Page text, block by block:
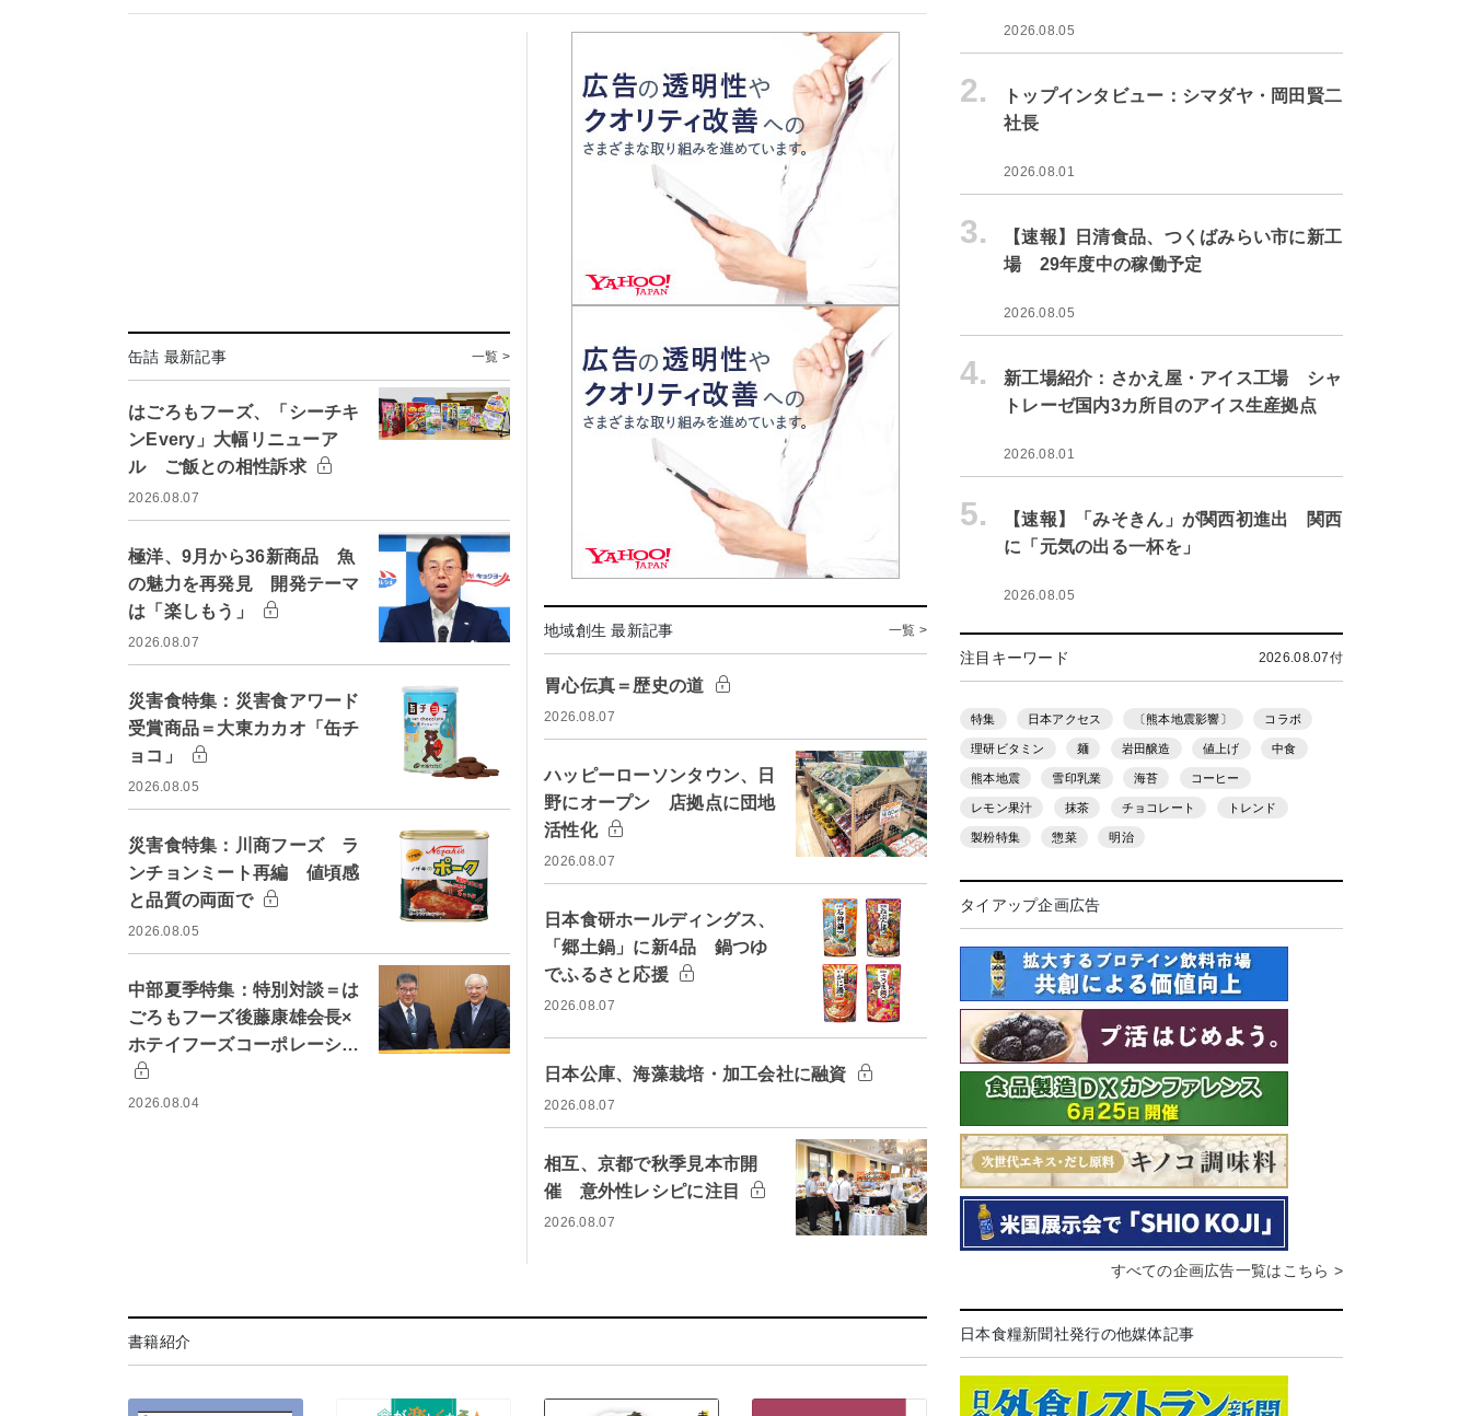
缶詰 最新記事 一覧 >
はごろもフーズ、「シーチキ
ンEvery」大幅リニューア
ル ご飯との相性訴求
2026.08.07
極洋、9月から36新商品 魚
の魅力を再発見 開発テーマ
は「楽しもう」
2026.08.07
災害食特集：災害食アワード
受賞商品＝大東カカオ「缶チ
ョコ」
2026.08.05
災害食特集：川商フーズ ラ
ンチョンミート再編 値頃感
と品質の両面で
2026.08.05
中部夏季特集：特別対談＝は
ごろもフーズ後藤康雄会長×
ホテイフーズコーポレーシ…
2026.08.04
地域創生 最新記事 一覧 >
胃心伝真＝歴史の道
2026.08.07
ハッピーローソンタウン、日
野にオープン 店拠点に団地
活性化
2026.08.07
日本食研ホールディングス、
「郷土鍋」に新4品 鍋つゆ
でふるさと応援
2026.08.07
日本公庫、海藻栽培・加工会社に融資
2026.08.07
相互、京都で秋季見本市開
催 意外性レシピに注目
2026.08.07
書籍紹介
2026.08.05
2.
トップインタビュー：シマダヤ・岡田賢二
社長
2026.08.01
3.
【速報】日清食品、つくばみらい市に新工
場 29年度中の稼働予定
2026.08.05
4.
新工場紹介：さかえ屋・アイス工場 シャ
トレーゼ国内3カ所目のアイス生産拠点
2026.08.01
5.
【速報】「みそきん」が関西初進出 関西
に「元気の出る一杯を」
2026.08.05
注目キーワード 2026.08.07付
特集 日本アクセス 〔熊本地震影響〕 コラボ
理研ビタミン 麺 岩田醸造 値上げ 中食
熊本地震 雪印乳業 海苔 コーヒー
レモン果汁 抹茶 チョコレート トレンド
製粉特集 惣菜 明治
タイアップ企画広告
すべての企画広告一覧はこちら >
日本食糧新聞社発行の他媒体記事